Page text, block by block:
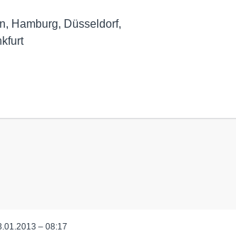
Hamburg, Düsseldorf,
– 08:17